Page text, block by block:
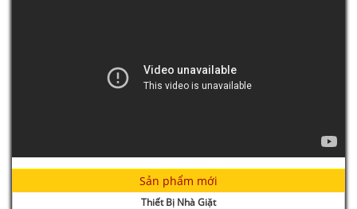
Sản phẩm mới
Thiết Bị Nhà Giặt